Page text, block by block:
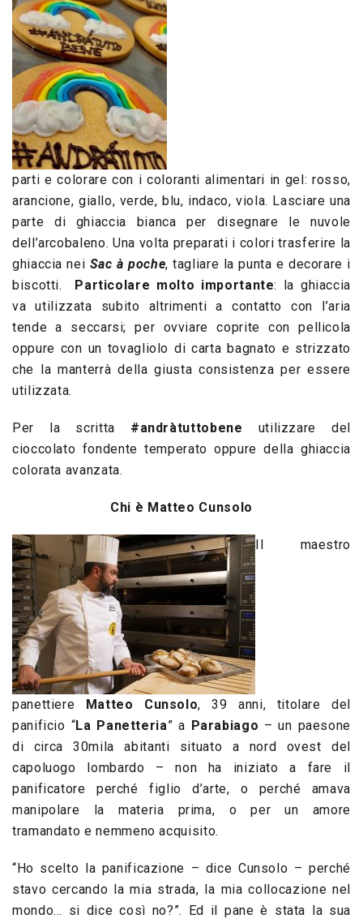
parti e colorare con i coloranti alimentari in gel: rosso,
arancione, giallo, verde, blu, indaco, viola. Lasciare una
parte di ghiaccia bianca per disegnare le nuvole
dell’arcobaleno. Una volta preparati i colori trasferire la
ghiaccia nei Sac à poche, tagliare la punta e decorare i
biscotti.
Particolare molto importante: la ghiaccia
va utilizzata subito altrimenti a contatto con l’aria
tende a seccarsi; per ovviare coprite con pellicola
oppure con un tovagliolo di carta bagnato e strizzato
che la manterrà della giusta consistenza per essere
utilizzata.
Per la scritta #andràtuttobene utilizzare del
cioccolato fondente temperato oppure della ghiaccia
colorata avanzata.
Chi è Matteo Cunsolo
Il maestro
panettiere Matteo Cunsolo, 39 anni, titolare del
panificio “La Panetteria” a Parabiago – un paesone
di circa 30mila abitanti situato a nord ovest del
capoluogo lombardo – non ha iniziato a fare il
panificatore perché figlio d’arte, o perché amava
manipolare la materia prima, o per un amore
tramandato e nemmeno acquisito.
“Ho scelto la panificazione – dice Cunsolo – perché
stavo cercando la mia strada, la mia collocazione nel
mondo… si dice così no?”. Ed il pane è stata la sua